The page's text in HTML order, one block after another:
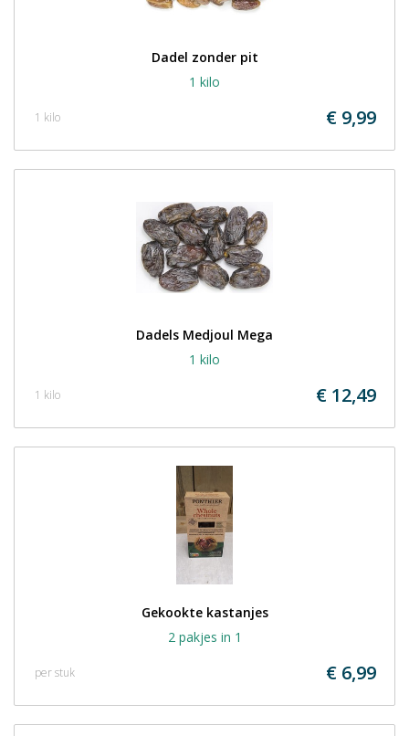
Dadel zonder pit
1 kilo
€ 9,99
1 kilo
Dadels Medjoul Mega
1 kilo
€ 12,49
1 kilo
Gekookte kastanjes
2 pakjes in 1
€ 6,99
per stuk